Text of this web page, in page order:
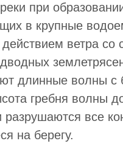
при
в крупные
действием ветра
длинные волны
гребня волны
все
на берегу.